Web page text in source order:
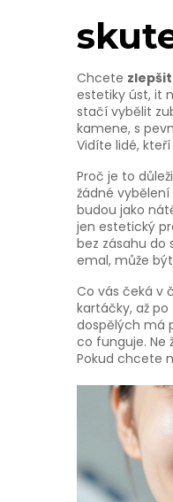
Chcete
estetiky úst, it
stačí vybělit
kamene, s
Vidíte lidé,
Proč je to
žádné
budou jako
jen estetický
bez zásahu do
emal, může
Co vás čeká v
kartáčky, až
dospělých má
co funguje. Ne
Pokud chcete